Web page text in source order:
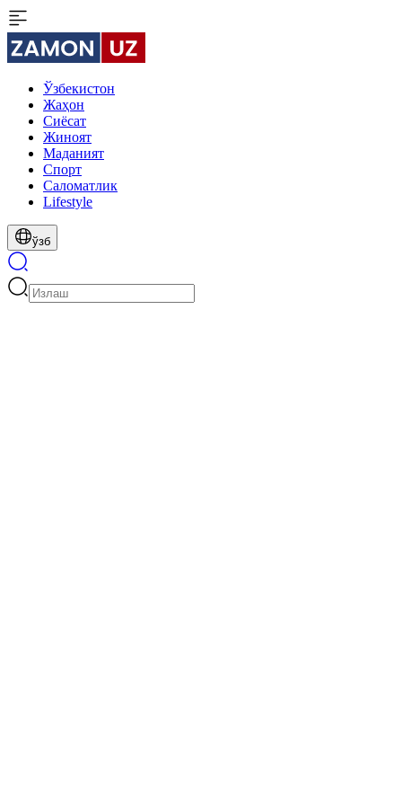
Ўзбекистон
Жаҳон
Сиёсат
Жиноят
Маданият
Спорт
Cаломатлик
Lifestyle
ўзб